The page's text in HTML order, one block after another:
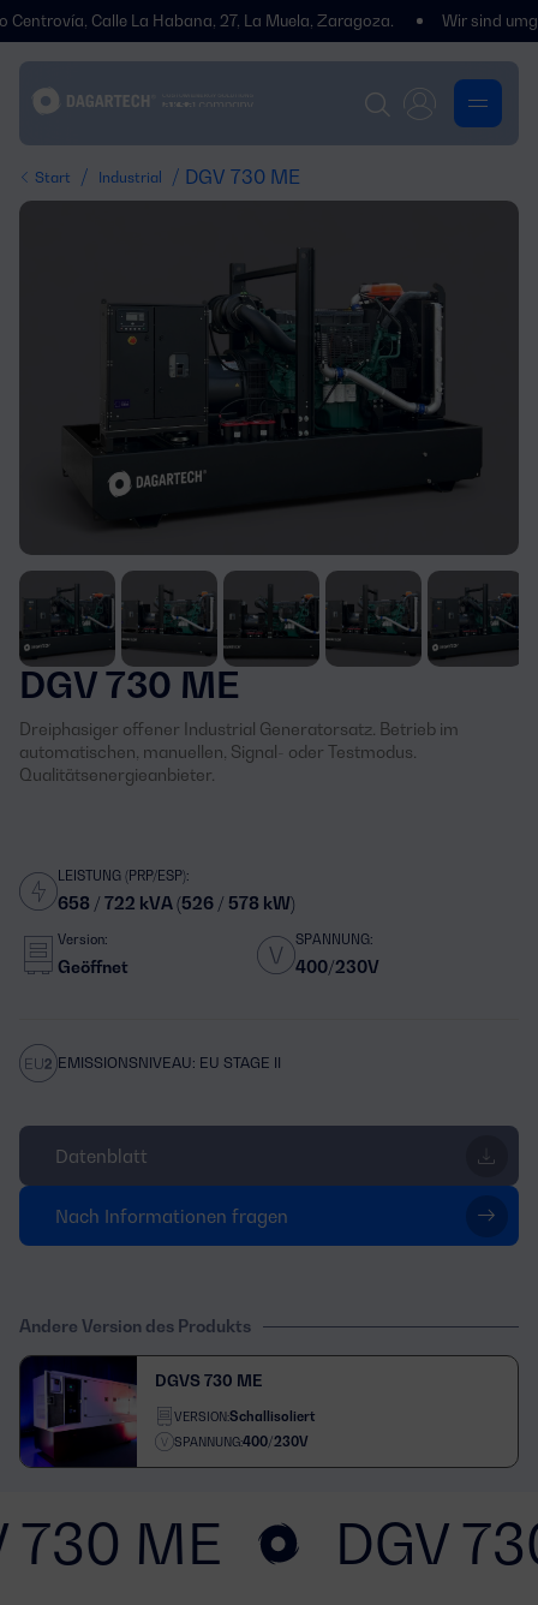
Calle La Habana, 27, La Muela, Zaragoza. Wir sind
Start / Industrial / DGV 730 ME
DGV 730 ME
Dreiphasiger offener Industrial Generatorsatz. Betrieb im
automatischen, manuellen, Signal- oder Testmodus.
Qualitätsenergieanbieter.
LEISTUNG (PRP/ESP):
658 / 722 kVA (526 / 578 kW)
Version:
Geöffnet
SPANNUNG:
400/230V
EMISSIONSNIVEAU: EU STAGE II
Datenblatt
Nach Informationen fragen
Andere Version des Produkts
DGVS 730 ME
VERSION:Schallisoliert
SPANNUNG:400/230V
730 ME DGV